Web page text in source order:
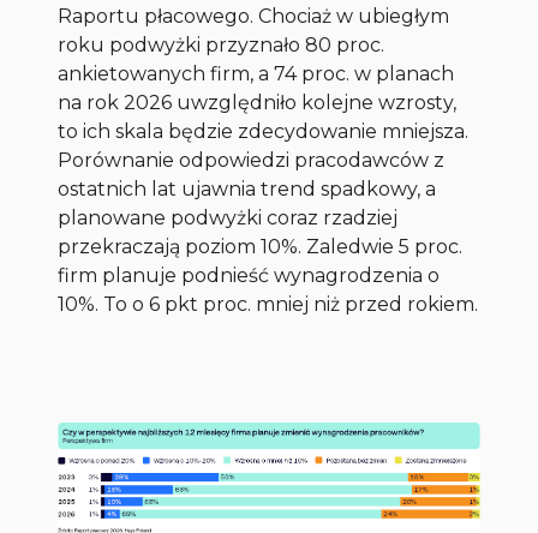
Raportu płacowego. Chociaż w ubiegłym
roku podwyżki przyznało 80 proc.
ankietowanych firm, a 74 proc. w planach
na rok 2026 uwzględniło kolejne wzrosty,
to ich skala będzie zdecydowanie mniejsza.
Porównanie odpowiedzi pracodawców z
ostatnich lat ujawnia trend spadkowy, a
planowane podwyżki coraz rzadziej
przekraczają poziom 10%. Zaledwie 5 proc.
firm planuje podnieść wynagrodzenia o
10%. To o 6 pkt proc. mniej niż przed rokiem.